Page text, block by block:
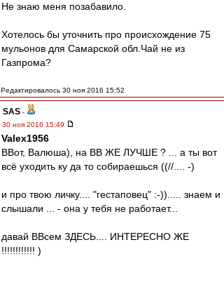
Не знаю меня позабавило.
Хотелось бы уточнить про происхождение 75
мульонов для Самарской обл.Чай не из
Газпрома?
Редактировалось 30 ноя 2016 15:52
SAS -
30 ноя 2016 15:49
Valex1956
ВВот, Валюша), на ВВ ЖЕ ЛУЧШЕ ? ... а ты вот
всё уходить ку да то собираешься ((//.... -)
и про твою личку.... "гестаповец" :-))..... знаем и
слышали ... - она у тебя не работает...
давай ВВсем ЗДЕСЬ.... ИНТЕРЕСНО ЖЕ
!!!!!!!!!!!! )